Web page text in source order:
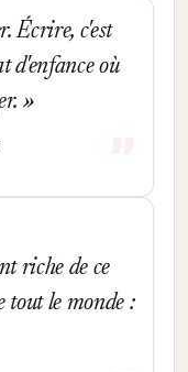
Écrire, c'est
d'enfance où
riche de ce
tout le monde :